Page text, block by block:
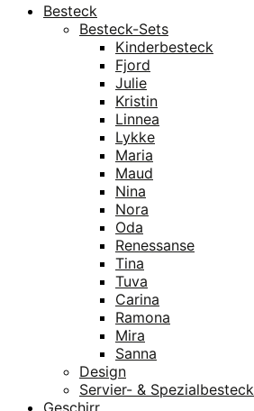
Besteck
Besteck-Sets
Kinderbesteck
Fjord
Julie
Kristin
Linnea
Lykke
Maria
Maud
Nina
Nora
Oda
Renessanse
Tina
Tuva
Carina
Ramona
Mira
Sanna
Design
Servier- & Spezialbesteck
Geschirr